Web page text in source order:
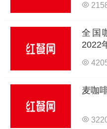
全国
2022
麦咖